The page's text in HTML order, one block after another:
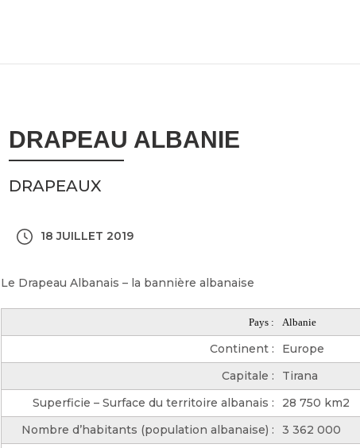
DRAPEAU ALBANIE
DRAPEAUX
18 JUILLET 2019
Le Drapeau Albanais – la bannière albanaise
Pays : Albanie
Continent :
Europe
Capitale :
Tirana
Superficie – Surface du territoire albanais :
28 750 km2
Nombre d’habitants (population albanaise) :
3 362 000